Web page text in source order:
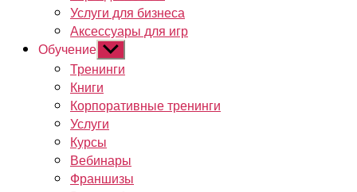
Услуги для бизнеса
Аксессуары для игр
Обучение Показывать
подменю
Тренинги
Книги
Корпоративные тренинги
Услуги
Курсы
Вебинары
Франшизы